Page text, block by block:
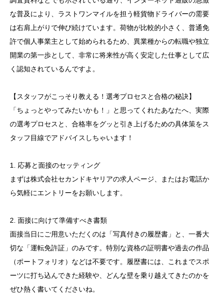
な普及により、ラストワンマイルを担う軽貨物ドライバーの需要
は右肩上がりで伸び続けています。荷物が比較的小さく、普通免
許で個人事業主として始められるため、異業種からの転職や独立
開業の第一歩として、非常に将来性が高く安定した仕事として広
く認知されているんですよ。
【スタッフがこっそり教える！選考プロセスと合格の秘訣】
「ちょっとやってみたいかも！」と思ってくれたあなたへ、実際
の選考プロセスと、合格率をグッと引き上げるための具体策をス
タッフ目線でアドバイスしちゃいます！
1. 応募と面接のセッティング
まずは株式会社セカンドキヤリアの求人ページ、またはお電話か
ら気軽にエントリーをお願いします。
2. 面接に向けて準備すべき書類
面接当日にご用意いただくのは「写真付きの履歴書」と、一番大
切な「運転免許証」のみです。特別な資格の証明書や過去の作品
（ポートフォリオ）などは不要です。履歴書には、これまでスポ
ーツに打ち込んできた経験や、どんな壁を乗り越えてきたのかを
ぜひ熱く書いてくださいね。